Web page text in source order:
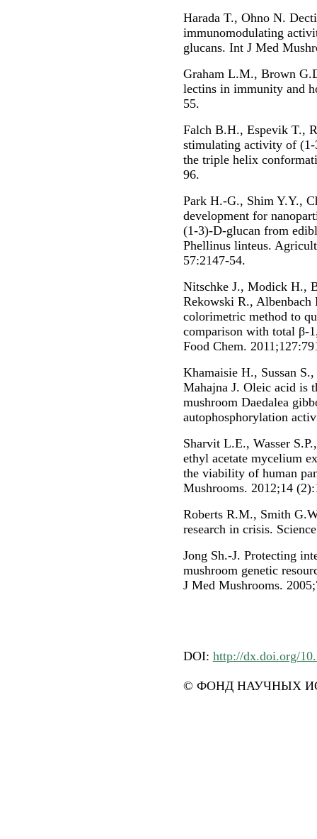
Harada T., Ohno N.
immunomodulating
glucans. Int J Med
Graham L.M., Brown
lectins in immunity and
55.
Falch B.H., Espevik T.,
stimulating activity of (1-
the triple helix
96.
Park H.-G., Shim Y.Y.,
development for
(1-3)-D-glucan from
Phellinus linteus.
57:2147-54.
Nitschke J., Modick H.,
Rekowski R.,
colorimetric method to
comparison with total β-
Food Chem.
Khamaisie H., Sussan
Mahajna J. Oleic acid is
mushroom Daedalea
autophosphorylation
Sharvit L.E., Wasser
ethyl acetate mycelium
the viability of human
Mushrooms. 2012;14
Roberts R.M., Smith
research in crisis.
Jong Sh.-J. Protecting
mushroom genetic
J Med Mushrooms.
DOI: http://dx.doi.org/
© ФОНД НАУЧНЫХ